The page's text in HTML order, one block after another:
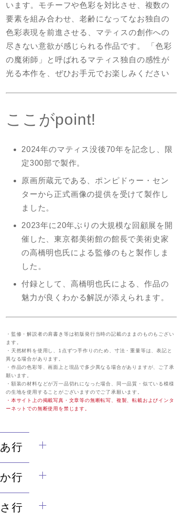
います。モチーフや色彩を対比させ、複数の
要素を組み合わせ、老齢になってなお独自の
色彩表現を前進させる、マティスの創作への
尽きない意欲が感じられる作品です。 「色彩
の魔術師」と呼ばれるマティス独自の感性が
光る本作を、ぜひお手元でお楽しみください
ここがpoint!
2024年のマティス没後70年を記念し、限
定300部で製作。
原画所蔵元である、ポンピドゥー・セン
ターから正式画像の提供を受けて製作し
ました。
2023年に20年ぶりの大規模な回顧展を開
催した、東京都美術館の館長で美術史家
の高橋明也氏による監修のもと製作しま
した。
付録として、高橋明也氏による、作品の
魅力が良くわかる解説が添えられます。
・監修・解説者の肩書き等は初版発行当時の記載のままのものもござい
ます。
・天然材料を使用し、1点ずつ手作りのため、寸法・重量等は、表記と
異なる場合があります。
・作品の色彩等、画面上と現品で多少異なる場合がありますが、ご了承
願います。
・額装の材料などが万一品切れになった場合、同一品質・似ている模様
の生地を使用することがございますのでご了承願います。
・本サイト上の掲載写真・文章等の無断転写、複製、転載およびインタ
ーネットでの無断使用を禁じます。
あ行
か行
さ行